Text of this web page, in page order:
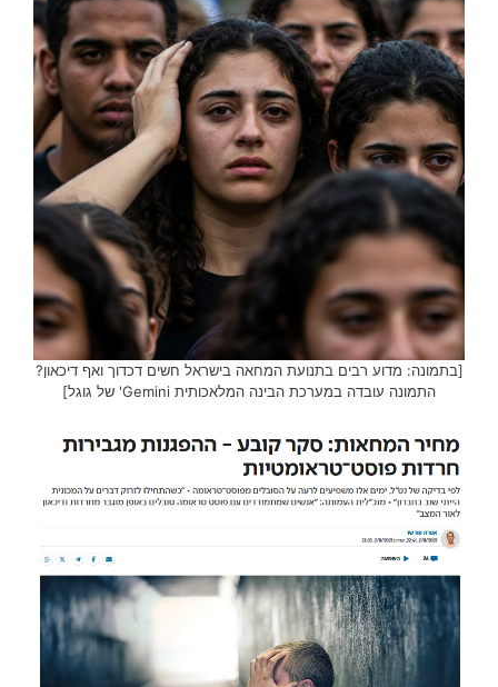
[בתמונה: מדוע רבים בתנועת המחאה בישראל חשים דכדוך ואף דיכאון?
התמונה עובדה במערכת הבינה המלאכותית Gemini' של גוגל]